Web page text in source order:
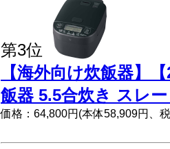
第3位
【海外向け炊飯器】
飯器 5.5合炊き スレ
価格：64,800円(本体58,909円、